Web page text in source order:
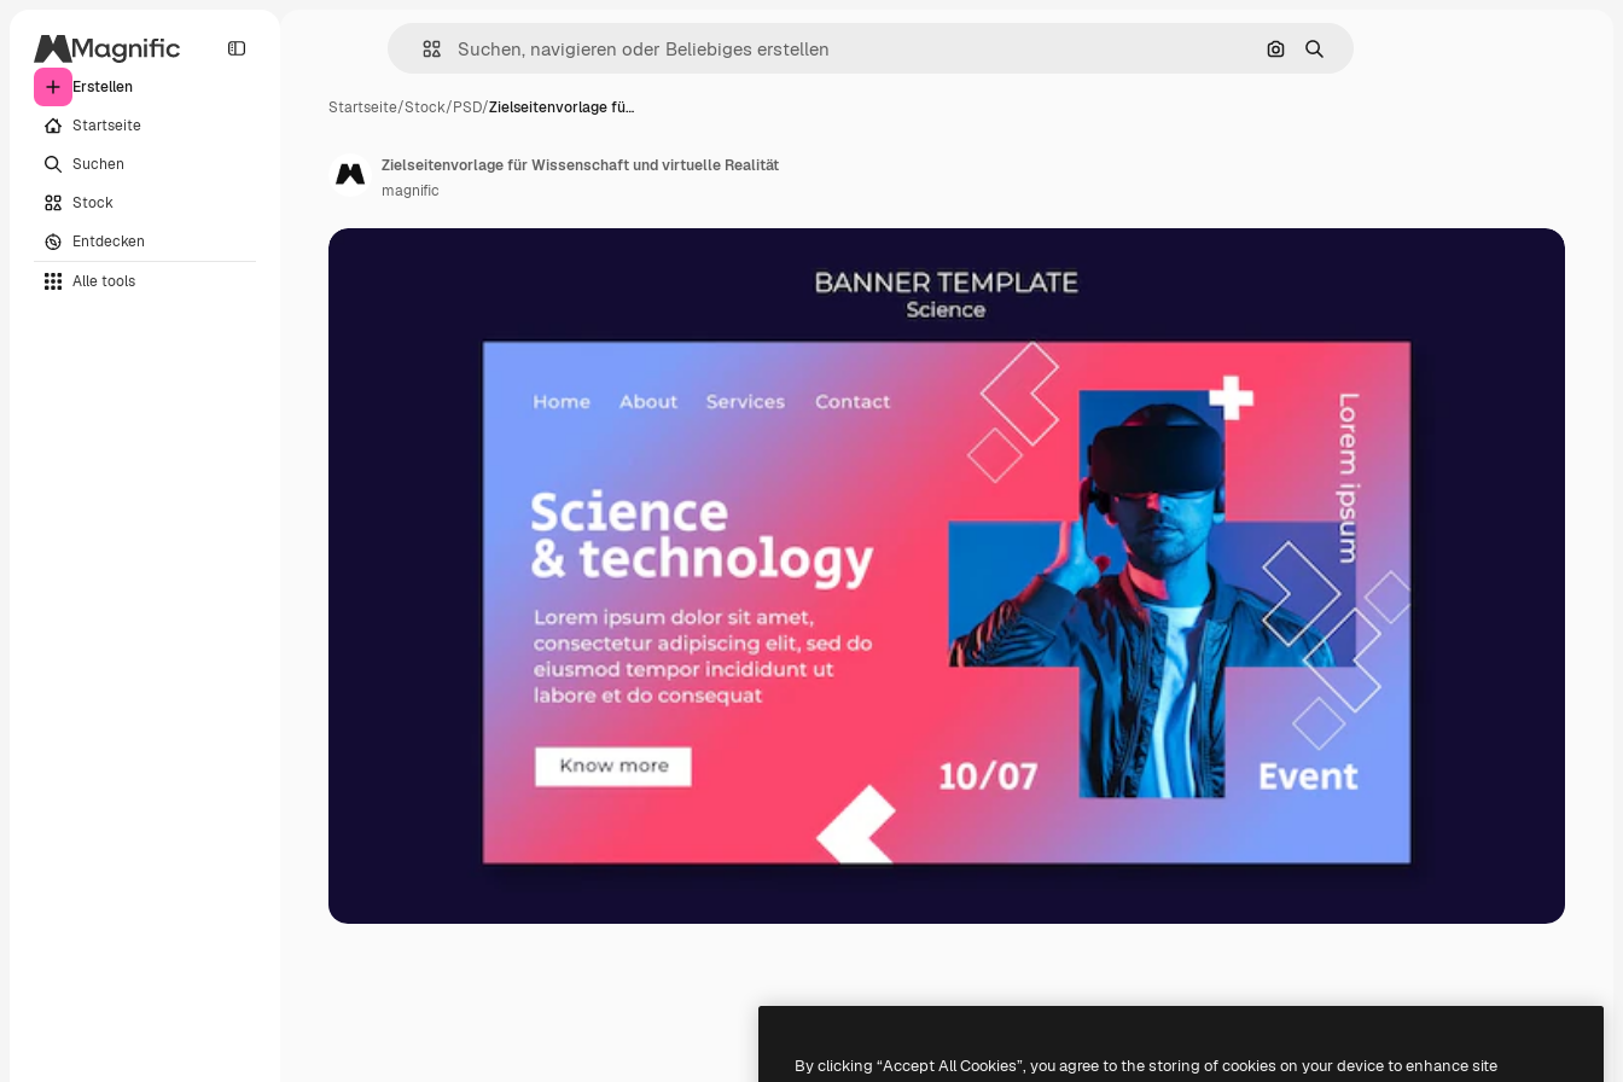
Erstellen
Startseite
Suchen
Stock
Entdecken
Alle tools
Nach Bild suchen
Suchen
Startseite/Stock/PSD/Zielseitenvorlage fü…
Zielseitenvorlage für Wissenschaft und virtuelle Realität
magnific
By clicking “Accept All Cookies”, you agree to the storing of cookies on your device to enhance site